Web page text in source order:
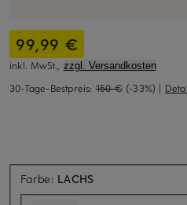
99,99 €
inkl. MwSt., zzgl. Versandkosten
30-Tage-Bestpreis: 150 € (-33%) |
Farbe: LACHS